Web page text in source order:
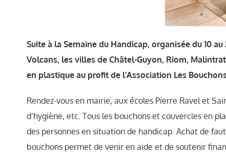
Suite à la Semaine du Handicap, organisée du 10
Volcans, les villes de Châtel-Guyon, Riom,
en plastique au profit de l’Association Les
Rendez-vous en mairie, aux écoles Pierre Ravel et
d’hygiène, etc. Tous les bouchons et couvercles en
des personnes en situation de handicap. Achat de
bouchons permet de venir en aide et de soutenir